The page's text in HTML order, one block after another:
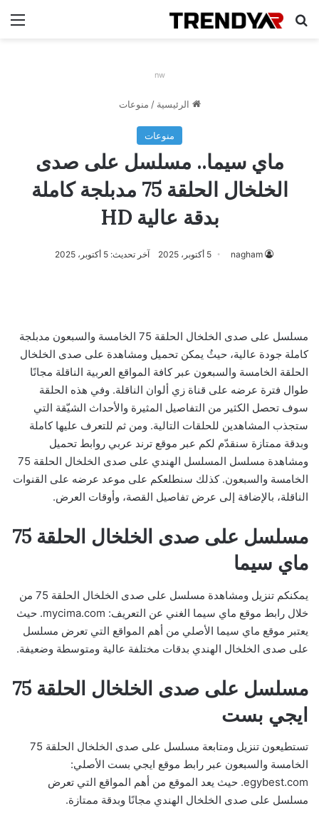
بحث عن
nw
الرئيسية / منوعات
منوعات
ماي سيما.. مسلسل على صدى
الخلخال الحلقة 75 مدبلجة كاملة
بدقة عالية HD
nagham 5 أكتوبر، 2025 آخر تحديث: 5 أكتوبر، 2025
مسلسل على صدى الخلخال الحلقة 75 الخامسة والسبعون مدبلجة
كاملة جودة عالية، حيثُ يمكن تحميل ومشاهدة على صدى الخلخال
الحلقة الخامسة والسبعون عبر كافة المواقع العربية الناقلة مجانًا
طوال فترة عرضه على قناة زي ألوان الناقلة. وفي هذه الحلقة
سوف تحصل الكثير من التفاصيل المثيرة والأحداث الشيّقة التي
ستجذب المشاهدين للحلقات التالية. ومن ثم للتعرف عليها كاملة
وبدقة ممتازة سنقدّم لكم عبر موقع ترند عربي روابط تحميل
ومشاهدة مسلسل المسلسل الهندي على صدى الخلخال الحلقة 75
الخامسة والسبعون. كذلك سنطلعكم على موعد عرضه على القنوات
الناقلة، بالإضافة إلى عرض تفاصيل القصة، وأوقات العرض.
مسلسل على صدى الخلخال الحلقة 75
ماي سيما
يمكنكم تنزيل ومشاهدة مسلسل على صدى الخلخال الحلقة 75 من
خلال رابط موقع ماي سيما الغني عن التعريف: mycima.com. حيث
يعتبر موقع ماي سيما الأصلي من أهم المواقع التي تعرض مسلسل
على صدى الخلخال الهندي بدقات مختلفة عالية ومتوسطة وضعيفة.
مسلسل على صدى الخلخال الحلقة 75
ايجي بست
تستطيعون تنزيل ومتابعة مسلسل على صدى الخلخال الحلقة 75
الخامسة والسبعون عبر رابط موقع ايجي بست الأصلي:
egybest.com. حيث يعد الموقع من أهم المواقع التي تعرض
مسلسل على صدى الخلخال الهندي مجانًا وبدقة ممتازة.